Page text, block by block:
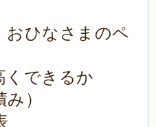
ひなさまのペ
できるか
）